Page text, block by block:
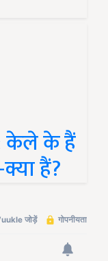
केले के हैं
हैं?